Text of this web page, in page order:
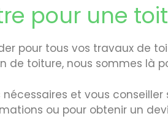
pour une
pour tous vos travaux de
de toiture, nous sommes là
et vous conseiller
ou pour obtenir un